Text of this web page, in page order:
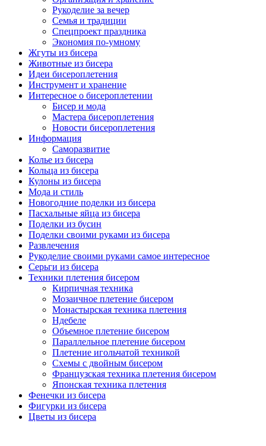
Рукоделие за вечер
Семья и традиции
Спецпроект праздника
Экономия по-умному
Жгуты из бисера
Животные из бисера
Идеи бисероплетения
Инструмент и хранение
Интересное о бисероплетении
Бисер и мода
Мастера бисероплетения
Новости бисероплетения
Информация
Саморазвитие
Колье из бисера
Кольца из бисера
Кулоны из бисера
Мода и стиль
Новогодние поделки из бисера
Пасхальные яйца из бисера
Поделки из бусин
Поделки своими руками из бисера
Развлечения
Рукоделие своими руками самое интересное
Серьги из бисера
Техники плетения бисером
Кирпичная техника
Мозаичное плетение бисером
Монастырская техника плетения
Ндебеле
Объемное плетение бисером
Параллельное плетение бисером
Плетение игольчатой техникой
Схемы с двойным бисером
Французская техника плетения бисером
Японская техника плетения
Фенечки из бисера
Фигурки из бисера
Цветы из бисера